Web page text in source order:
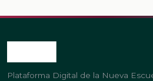
Plataforma Digital de la Nueva